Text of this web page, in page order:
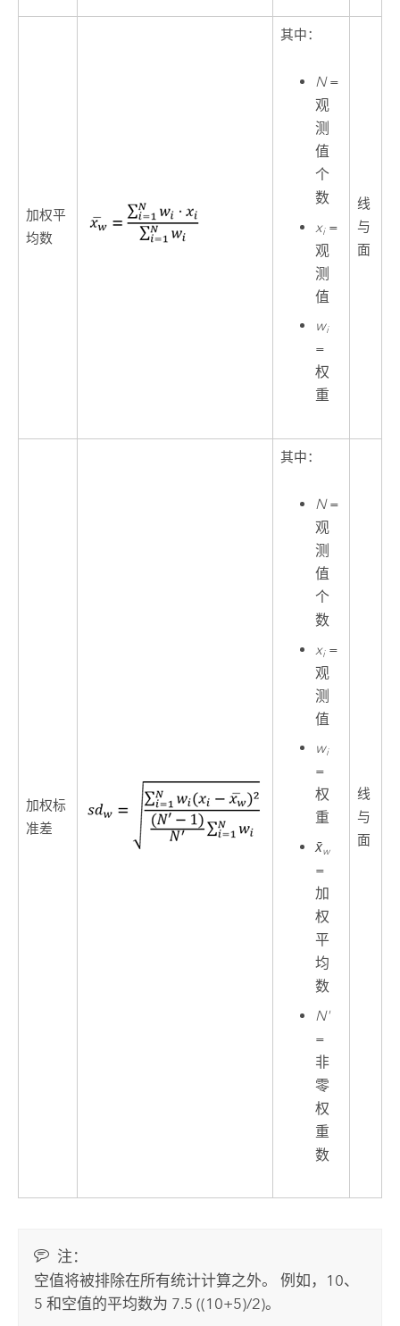
加权平
均数
其中：
N=
观
测
值
个
数
xi=
观
测
值
wi
=
权
重
线
与
面
加权标
准差
其中：
N=
观
测
值
个
数
xi=
观
测
值
wi
=
权
重
x̄w
=
加
权
平
均
数
N'
=
非
零
权
重
数
线
与
面
注：
空值将被排除在所有统计计算之外。 例如，10、
5 和空值的平均数为 7.5 ((10+5)/2)。